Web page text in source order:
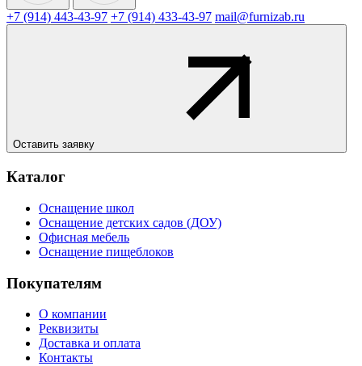
+7 (914) 443-43-97 +7 (914) 433-43-97 mail@furnizab.ru
Оставить заявку
Каталог
Оснащение школ
Оснащение детских садов (ДОУ)
Офисная мебель
Оснащение пищеблоков
Покупателям
О компании
Реквизиты
Доставка и оплата
Контакты